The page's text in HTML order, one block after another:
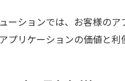
ーションでは、お客様の
プリケーションの価値と